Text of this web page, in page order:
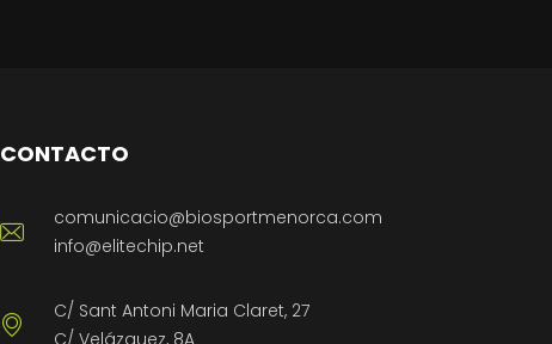
CONTACTO
comunicacio@biosportmenorca.com
info@elitechip.net
C/ Sant Antoni Maria Claret, 27